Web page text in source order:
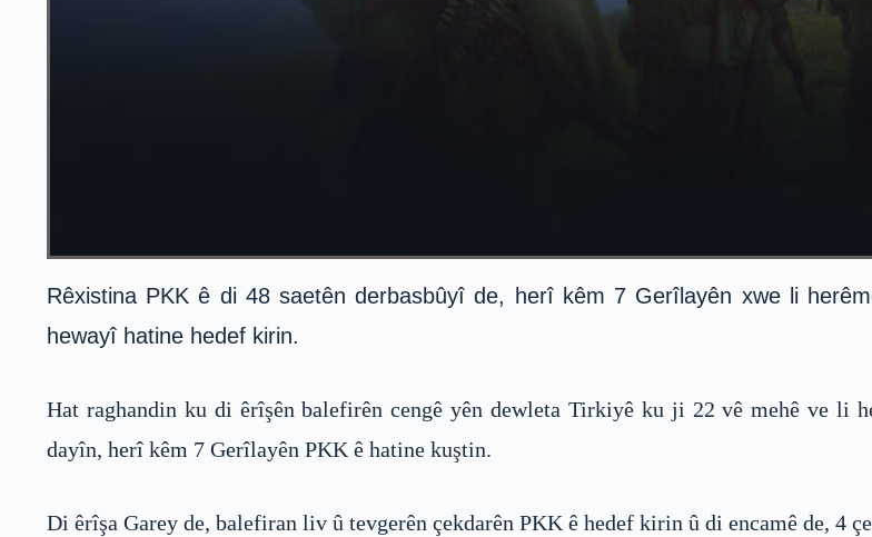
Rêxistina PKK ê di 48 saetên derbasbûyî de, herî kêm 7 Gerîlayên xwe li
hewayî hatine hedef kirin.
Hat raghandin ku di êrîşên balefirên cengê yên dewleta Tirkiyê ku ji 22 vê mehê ve li
dayîn, herî kêm 7 Gerîlayên PKK ê hatine kuştin.
Di êrîşa Garey de, balefiran liv û tevgerên çekdarên PKK ê hedef kirin û di encamê de, 4